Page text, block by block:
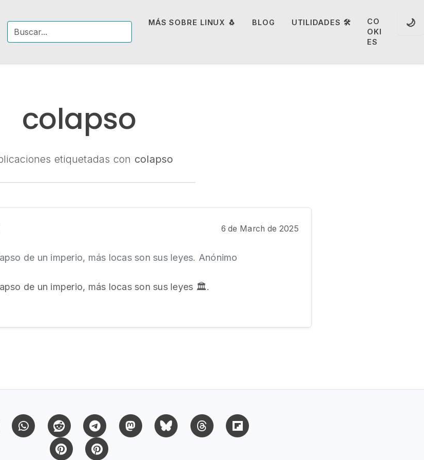
MÁS SOBRE LINUX 🐧 BLOG UTILIDADES 🛠️
CO
OKI
ES
🌙
colapso
etiquetadas con colapso
6 de March de 2025
de un imperio, más locas son sus leyes. Anónimo
de un imperio, más locas son sus leyes 🏛️.
X (Twitter)WhatsappReddit Telegram MastodonBluesky Threads
Pinterest